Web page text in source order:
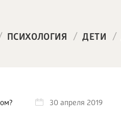
ПСИХОЛОГИЯ / ДЕТИ /
30 апреля 2019